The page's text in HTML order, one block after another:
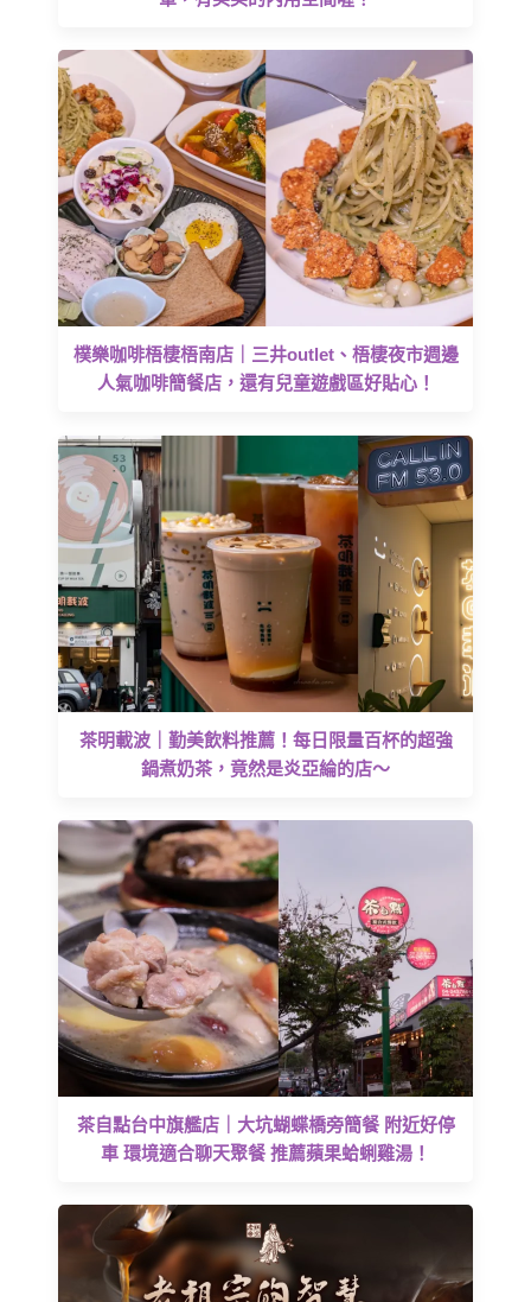
樸樂咖啡梧棲梧南店｜三井outlet、梧棲夜市週邊
人氣咖啡簡餐店，還有兒童遊戲區好貼心！
茶明載波｜勤美飲料推薦！每日限量百杯的超強
鍋煮奶茶，竟然是炎亞綸的店～
茶自點台中旗艦店｜大坑蝴蝶橋旁簡餐 附近好停
車 環境適合聊天聚餐 推薦蘋果蛤蜊雞湯！